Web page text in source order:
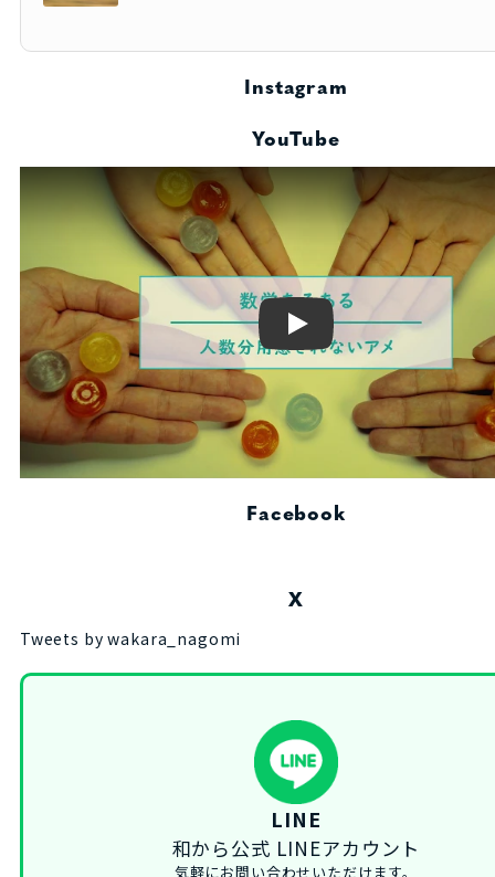
Instagram
YouTube
Play
Facebook
X
Tweets by wakara_nagomi
LINE
和から公式 LINEアカウント
気軽にお問い合わせいただけます。